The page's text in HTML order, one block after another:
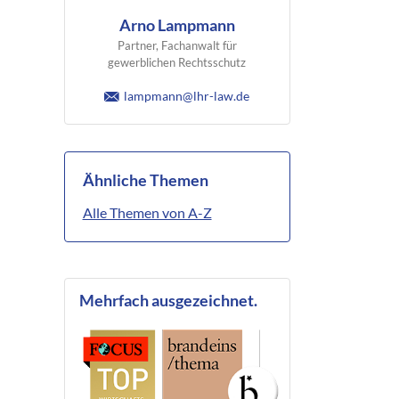
Arno Lampmann
Partner, Fachanwalt für
gewerblichen Rechtsschutz
lampmann@lhr-law.de
Ähnliche Themen
Alle Themen von A-Z
Mehrfach ausgezeichnet.